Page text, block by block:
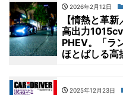
2026年2月12日
【情熱と革
高出力
PHEV。「ラ
ほとばしる高
2025年12月23日